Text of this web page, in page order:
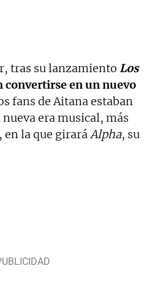
tras su lanzamiento Los
convertirse en un nuevo
fans de Aitana estaban
era musical, más
en la que giraráAlpha, su